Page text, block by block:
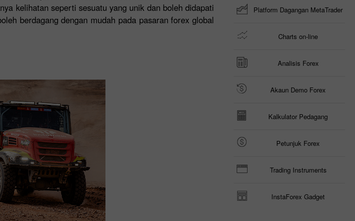
kelihatan seperti sesuatu yang unik dan boleh didapati
berdagang dengan mudah pada pasaran forex global
Platform Dagangan MetaTrader
Charts on-line
Analisis Forex
Akaun Demo Forex
Kalkulator Pedagang
Petunjuk Forex
Trading Instruments
InstaForex Gadget